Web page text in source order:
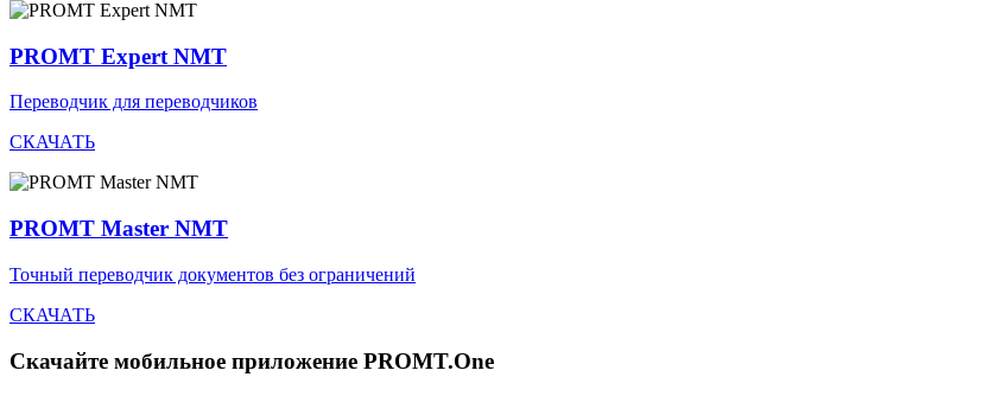
PROMT Expert NMT
Переводчик для переводчиков
СКАЧАТЬ
PROMT Master NMT
Точный переводчик документов без ограничений
СКАЧАТЬ
Скачайте мобильное приложение PROMT.One